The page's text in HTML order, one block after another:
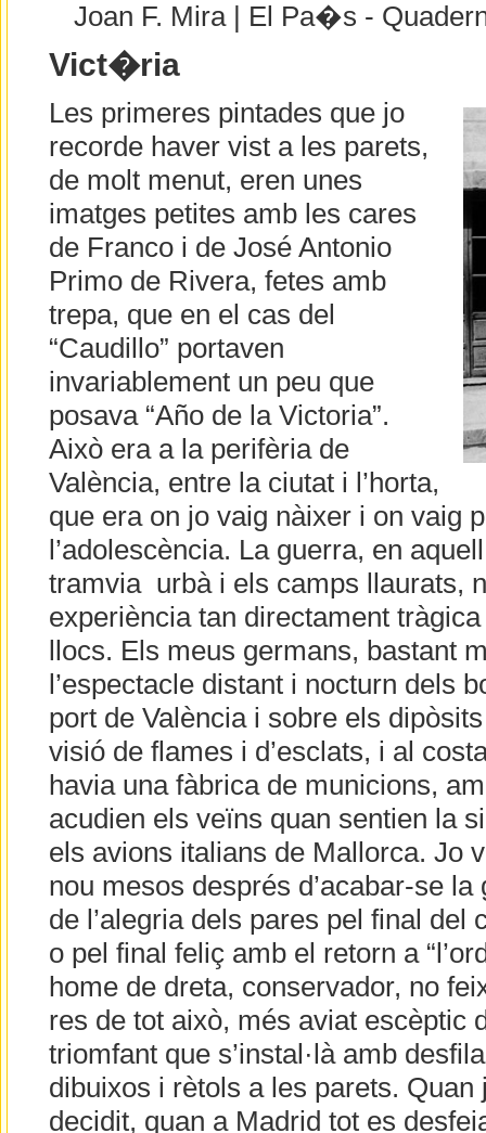
Joan F. Mira | El Pa�s -
Vict�ria
Les primeres pintades que jo
recorde haver vist a les parets,
de molt menut, eren unes
imatges petites amb les cares
de Franco i de José Antonio
Primo de Rivera, fetes amb
trepa, que en el cas del
“Caudillo” portaven
invariablement un peu que
posava “Año de la Victoria”.
Això era a la perifèria de
València, entre la ciutat i l’horta,
que era on jo vaig nàixer i on vaig
l’adolescència. La guerra, en
tramvia urbà i els camps llaurats,
experiència tan directament
llocs. Els meus germans, bastant
l’espectacle distant i nocturn dels
port de València i sobre els
visió de flames i d’esclats, i al
havia una fàbrica de municions,
acudien els veïns quan sentien la
els avions italians de Mallorca. Jo
nou mesos després d’acabar-se
de l’alegria dels pares pel final del
o pel final feliç amb el retorn a
home de dreta, conservador, no
res de tot això, més aviat escèptic
triomfant que s’instal·là amb
dibuixos i rètols a les parets. Quan
decidit, quan a Madrid tot es